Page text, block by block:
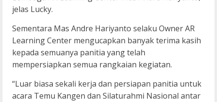
jelas Lucky.
Sementara Mas Andre Hariyanto selaku Owner AR
Learning Center mengucapkan banyak terima kasih
kepada semuanya panitia yang telah
mempersiapkan semua rangkaian kegiatan.
“Luar biasa sekali kerja dan persiapan panitia untuk
acara Temu Kangen dan Silaturahmi Nasional antar